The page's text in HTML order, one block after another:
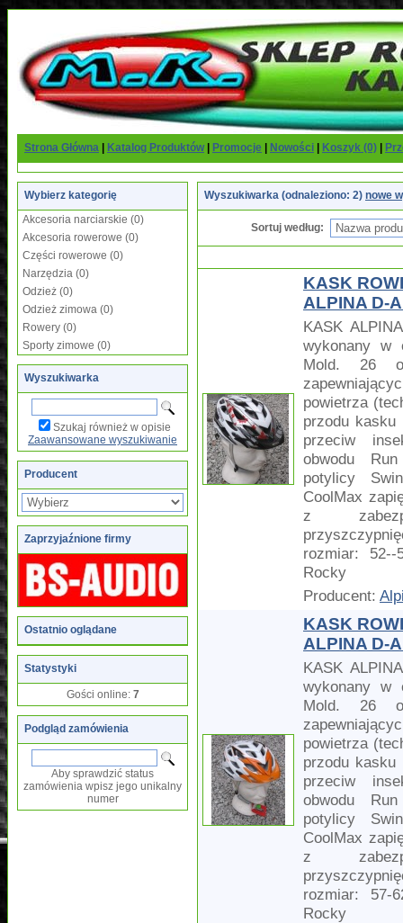
Strona Główna Katalog Produktów| Promocje Nowości Koszyk (0)
Wybierz kategorię
Akcesoria narciarskie (0)
Akcesoria rowerowe (0)
Części rowerowe (0)
Narzędzia (0)
Odzież (0)
Odzież zimowa (0)
Rowery (0)
Sporty zimowe (0)
Wyszukiwarka
Szukaj również w opisie
Zaawansowane wyszukiwanie
Producent
Zaprzyjaźnione firmy
Ostatnio oglądane
Statystyki
Gości online: 7
Podgląd zamówienia
Aby sprawdzić status
zamówienia wpisz jego unikalny
numer
Wyszukiwarka (odnaleziono: 2) nowe
Sortuj według:
KASK
ALPINA D-
KASK
wykonany w
Mold. 26
powietrza
przodu kasku
przeciw
obwodu
potylicy
CoolMax
z
rozmiar:
Rocky
Producent:
KASK
ALPINA D-
KASK
wykonany w
Mold. 26
powietrza
przodu kasku
przeciw
obwodu
potylicy
CoolMax
z
rozmiar: 57-
Rocky